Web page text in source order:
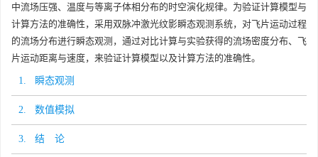
中流场压强、温度与等离子体相分布的时空演化规律。为验证计算模型与
计算方法的准确性，采用双脉冲激光纹影瞬态观测系统，对飞片运动过程
的流场分布进行瞬态观测，通过对比计算与实验获得的流场密度分布、飞
片运动距离与速度，来验证计算模型以及计算方法的准确性。
1. 瞬态观测
2. 数值模拟
3. 结 论